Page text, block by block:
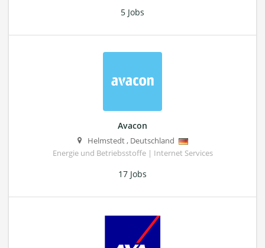
5 Jobs
Avacon
Helmstedt, Deutschland
Energie und Betriebsstoffe | Internet Services
17 Jobs